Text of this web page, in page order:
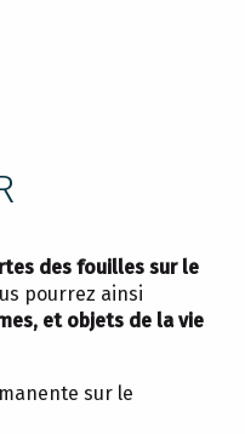
des fouilles sur le
pourrez ainsi
et objets de la vie
sur le